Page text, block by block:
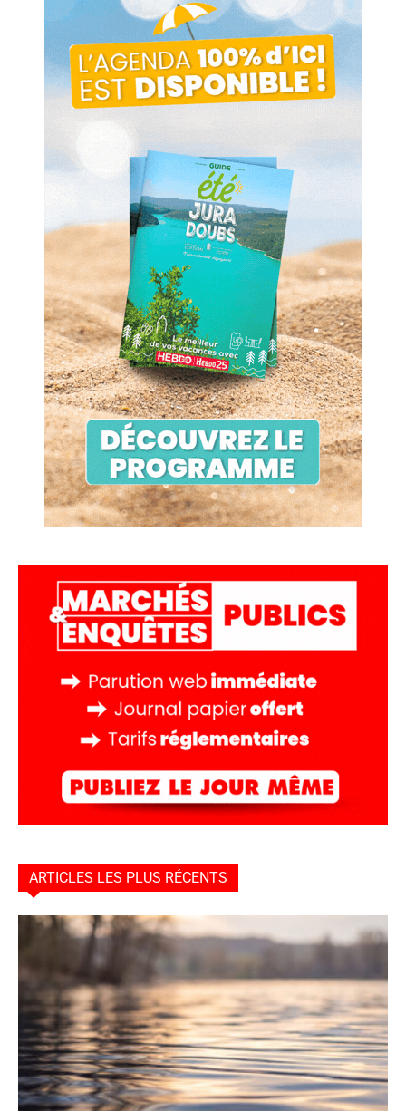
ARTICLES LES PLUS RÉCENTS